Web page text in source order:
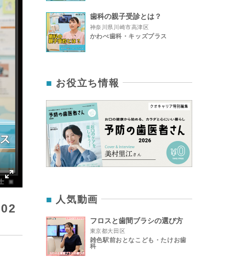
Enter
歯科の親子受診とは？
神奈川県川崎市高津区
かわべ歯科・キッズプラス
お役立ち情報
人気動画
フロスと歯間ブラシの選び方
東京都大田区
雑色駅前おとなこども・たけお歯
科